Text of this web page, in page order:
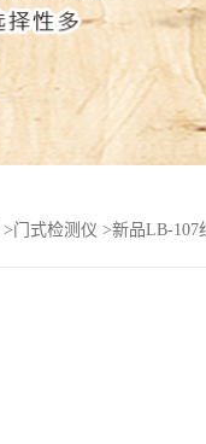
>门式检测仪 >新品LB-107